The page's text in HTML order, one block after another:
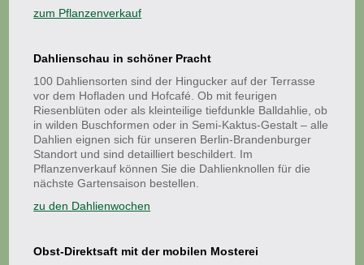
zum Pflanzenverkauf
Dahlienschau in schöner Pracht
100 Dahliensorten sind der Hingucker auf der Terrasse
vor dem Hofladen und Hofcafé. Ob mit feurigen
Riesenblüten oder als kleinteilige tiefdunkle Balldahlie, ob
in wilden Buschformen oder in Semi-Kaktus-Gestalt – alle
Dahlien eignen sich für unseren Berlin-Brandenburger
Standort und sind detailliert beschildert. Im
Pflanzenverkauf können Sie die Dahlienknollen für die
nächste Gartensaison bestellen.
zu den Dahlienwochen
Obst-Direktsaft mit der mobilen Mosterei